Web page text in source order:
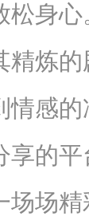
松身
精炼
情感
享的
场场